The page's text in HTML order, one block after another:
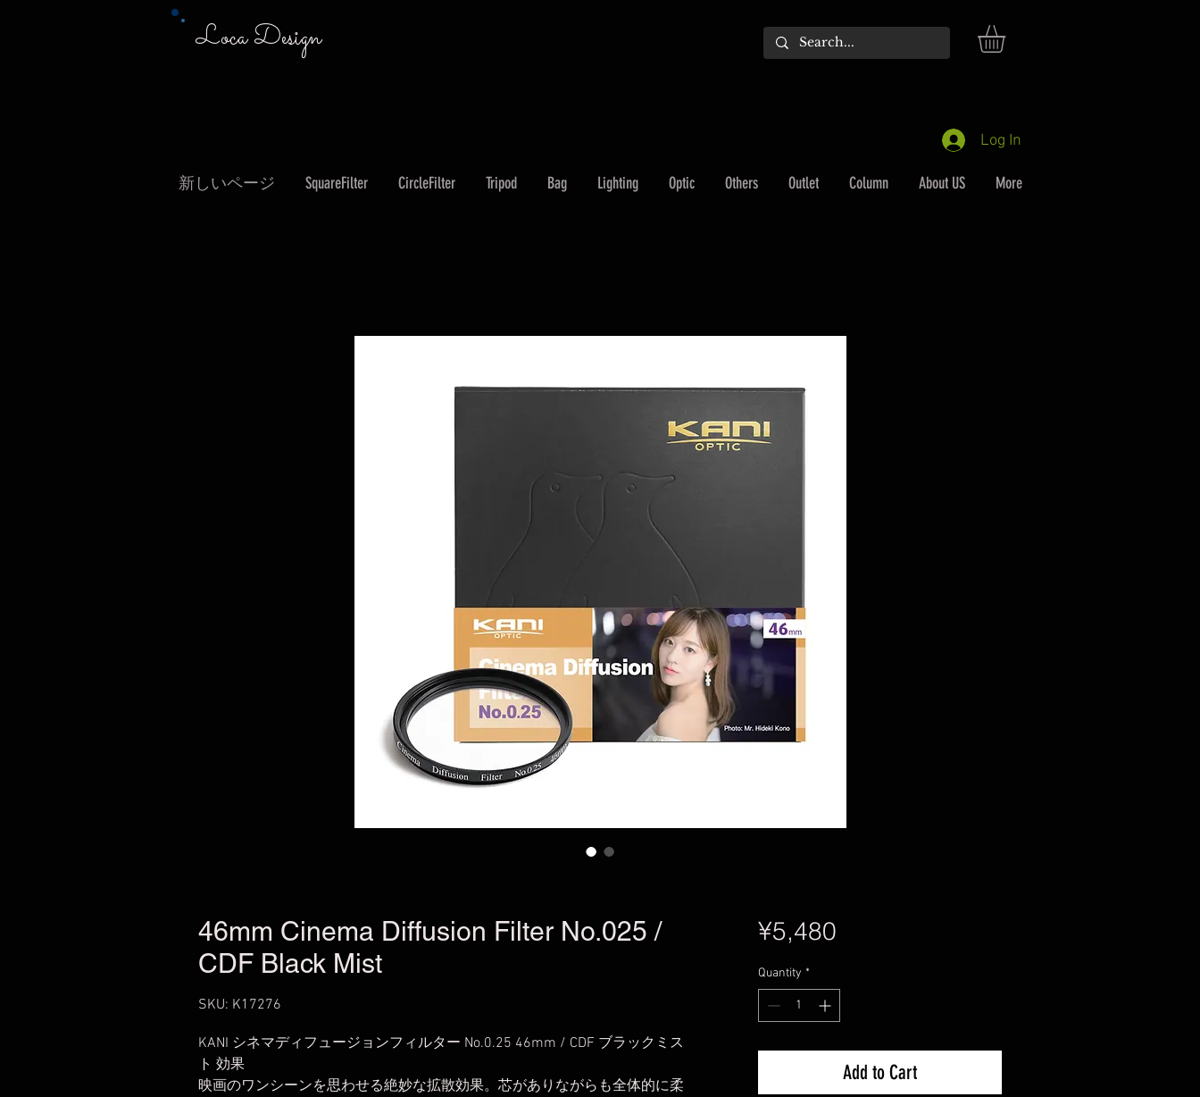
Loca Design
Log In
新しいページ SquareFilter CircleFilter Tripod Bag Lighting Optic Others Outlet Column About US More
46mm Cinema Diffusion Filter No.025 /
CDF Black Mist
SKU: K17276
KANI シネマディフュージョンフィルター No.0.25 46mm / CDF ブラックミス
ト 効果
映画のワンシーンを思わせる絶妙な拡散効果。芯がありながらも全体的に柔
¥5,480Price
Quantity *
Add to Cart